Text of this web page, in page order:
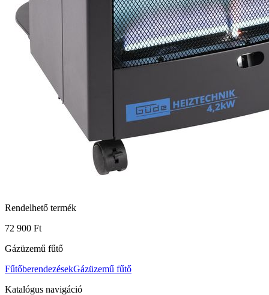
Rendelhető termék
72 900 Ft
Gázüzemű fűtő
FűtőberendezésekGázüzemű fűtő
Katalógus navigáció